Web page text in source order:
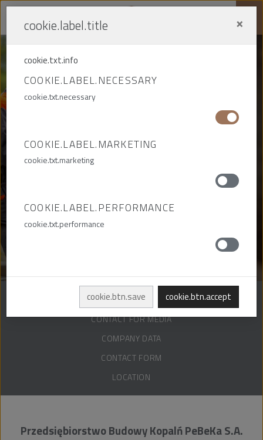
PRZEDSIĘBIORSTWO BUDOWY
KOPALŃ PEBEKA S.A.
TRADE CONTACTS
CONTACT FOR MEDIA
COMPANY DATA
CONTACT FORM
LOCATION
Przedsiębiorstwo Budowy Kopalń PeBeKa S.A.
cookie.label.title ×
cookie.txt.info
COOKIE.LABEL.NECESSARY
cookie.txt.necessary
COOKIE.LABEL.MARKETING
cookie.txt.marketing
COOKIE.LABEL.PERFORMANCE
cookie.txt.performance
cookie.btn.save cookie.btn.accept